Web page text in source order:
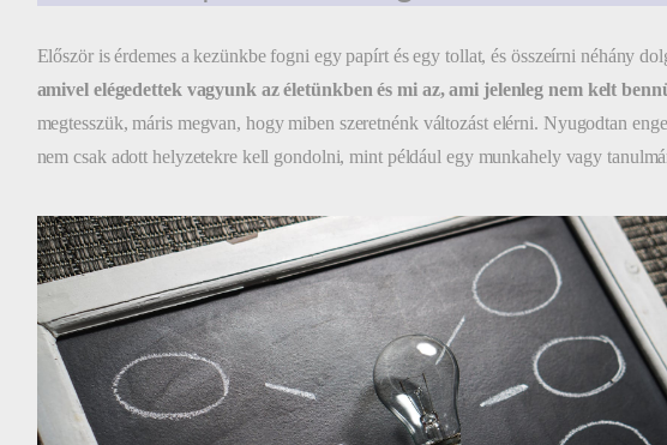
Először is érdemes a kezünkbe fogni egy papírt és egy tollat, és összeírni néhány
amivel elégedettek vagyunk az életünkben és mi az, ami jelenleg nem kelt
megtesszük, máris megvan, hogy miben szeretnénk változást elérni. Nyugodtan
nem csak adott helyzetekre kell gondolni, mint például egy munkahely vagy